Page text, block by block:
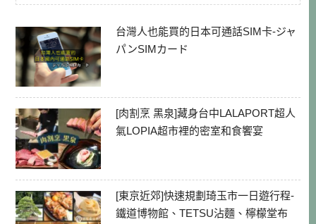
台灣人也能買的日本可通話SIM卡-ジャ
パンSIMカード
[肉割烹 黑泉]藏身台中LALAPORT超人
氣LOPIA超市裡的密室和食饗宴
[東京近郊]快速規劃琦玉市一日遊行程-
鐵道博物館、TETSU沾麵、檸檬堂布